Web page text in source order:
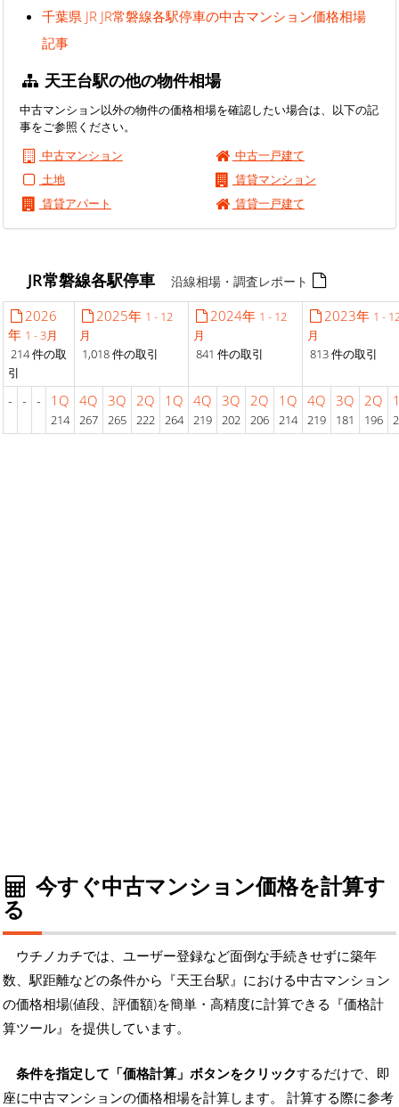
千葉県 JR JR常磐線各駅停車の中古マンション価格相場
記事
天王台駅の他の物件相場
中古マンション以外の物件の価格相場を確認したい場合は、以下の記
事をご参照ください。
中古マンション
中古一戸建て
土地
賃貸マンション
賃貸アパート
賃貸一戸建て
JR常磐線各駅停車沿線相場・調査レポート
2026
年 1 - 3月
214 件の取
引
2025年 1 - 12
月
1,018 件の取引
2024年 1 - 12
月
841 件の取引
2023年 1 -
月
813 件の取引
- - - 1Q
214
4Q
267
3Q
265
2Q
222
1Q
264
4Q
219
3Q
202
2Q
206
1Q
214
4Q
219
3Q
181
2Q
196
今すぐ中古マンション価格を計算す
る
ウチノカチでは、ユーザー登録など面倒な手続きせずに築年
数、駅距離などの条件から『天王台駅』における中古マンション
の価格相場(値段、評価額)を簡単・高精度に計算できる『価格計
算ツール』を提供しています。
条件を指定して「価格計算」ボタンをクリックするだけで、即
座に中古マンションの価格相場を計算します。 計算する際に参考